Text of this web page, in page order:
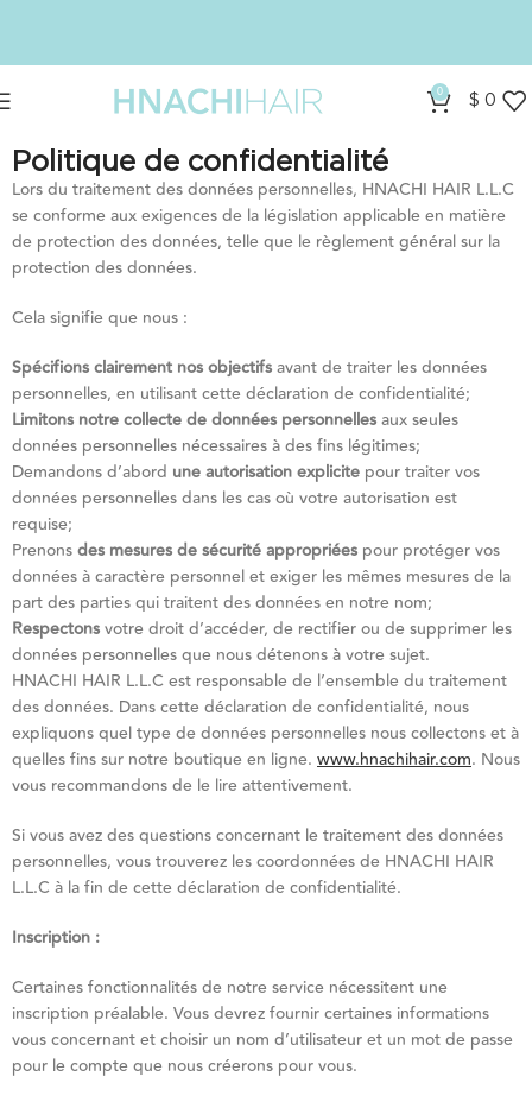
0
$ 0
Politique de confidentialité
Lors du traitement des données personnelles, HNACHI HAIR L.L.C
se conforme aux exigences de la législation applicable en matière
de protection des données, telle que le règlement général sur la
protection des données.
Cela signifie que nous :
Spécifionsclairement nos objectifsavant de traiter les données
personnelles, en utilisant cette déclaration de confidentialité;
Limitons notre collecte de données personnellesaux seules
données personnelles nécessaires à des fins légitimes;
Demandons d’abord une autorisation explicite pour traiter vos
données personnelles dans les cas où votre autorisation est
requise;
Prenonsdes mesures de sécurité appropriées pour protéger vos
données à caractère personnel et exiger les mêmes mesures de la
part des parties qui traitent des données en notre nom;
Respectonsvotre droit d’accéder, de rectifier ou de supprimer les
données personnelles que nous détenons à votre sujet.
HNACHI HAIR L.L.C est responsable de l’ensemble du traitement
des données. Dans cette déclaration de confidentialité, nous
expliquons quel type de données personnelles nous collectons et à
quelles fins sur notre boutique en ligne. www.hnachihair.com. Nous
vous recommandons de le lire attentivement.
Si vous avez des questions concernant le traitement des données
personnelles, vous trouverez les coordonnées de HNACHI HAIR
L.L.C à la fin de cette déclaration de confidentialité.
Inscription :
Certaines fonctionnalités de notre service nécessitent une
inscription préalable. Vous devrez fournir certaines informations
vous concernant et choisir un nom d’utilisateur et un mot de passe
pour le compte que nous créerons pour vous.